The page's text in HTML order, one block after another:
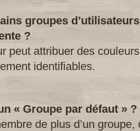
groupes
?
peut attribuer des
identifiables.
« Groupe par défaut » ?
de plus d’un